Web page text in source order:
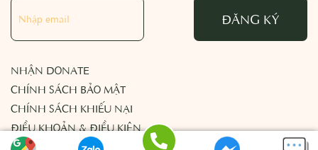
ĐĂNG KÝ
NHẬN DONATE
CHÍNH SÁCH BẢO MẬT
CHÍNH SÁCH KHIẾU NẠI
ĐIỀU KHOẢN & ĐIỀU KIỆN